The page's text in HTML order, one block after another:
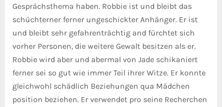
Gesprächsthema haben. Robbie ist und bleibt das
schüchterner ferner ungeschickter Anhänger. Er ist
und bleibt sehr gefahrenträchtig and fürchtet sich
vorher Personen, die weitere Gewalt besitzen als er.
Robbie wird aber und abermal von Jade schikaniert
ferner sei so gut wie immer Teil ihrer Witze. Er konnte
gleichwohl schädlich Beziehungen qua Mädchen
position beziehen. Er verwendet pro seine Recherchen